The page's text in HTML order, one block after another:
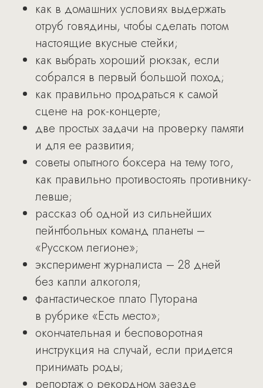
как в домашних условиях выдержать
отруб говядины, чтобы сделать потом
настоящие вкусные стейки;
как выбрать хороший рюкзак, если
собрался в первый большой поход;
как правильно продраться к самой
сцене на рок-концерте;
две простых задачи на проверку памяти
и для ее развития;
советы опытного боксера на тему того,
как правильно противостоять противнику-
левше;
рассказ об одной из сильнейших
пейнтбольных команд планеты –
«Русском легионе»;
эксперимент журналиста – 28 дней
без капли алкоголя;
фантастическое плато Путорана
в рубрике «Есть место»;
окончательная и бесповоротная
инструкция на случай, если придется
принимать роды;
репортаж о рекордном заезде